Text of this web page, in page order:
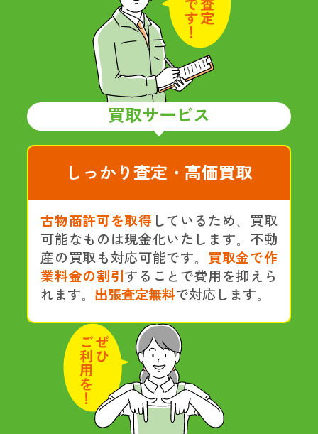
買取サービス
しっかり査定・高価買取
古物商許可を取得 しているため、買取
可能なものは現金化いたします。不動
産の買取も対応可能です。 買取金で作
業料金の割引 することで費用を抑えら
れます。 出張査定無料で対応します。